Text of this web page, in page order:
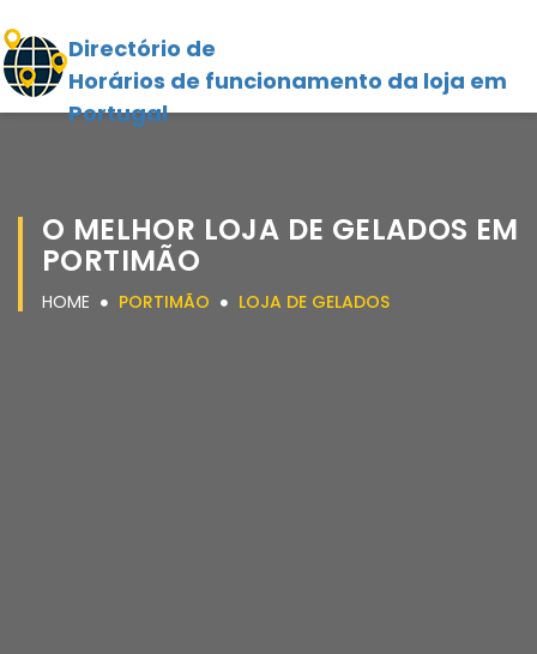
Directório de
Horários de funcionamento da loja em
Portugal
O MELHOR LOJA DE GELADOS EM
PORTIMÃO
HOME PORTIMÃO LOJA DE GELADOS